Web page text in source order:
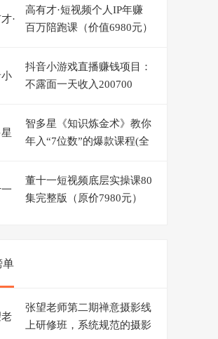
高有才·短视频个人IP年赚
百万陪跑课（价值6980元）
抖音小游戏直播赚钱项目：
不露面一天收入200700
智多星《知识炼金术》教你
年入“7位数”的爆款课程(全
董十一短视频底层实操课80
集完整版（原价7980元）
单
张望老师第二期禅意摄影线
上研修班，系统规范的摄影